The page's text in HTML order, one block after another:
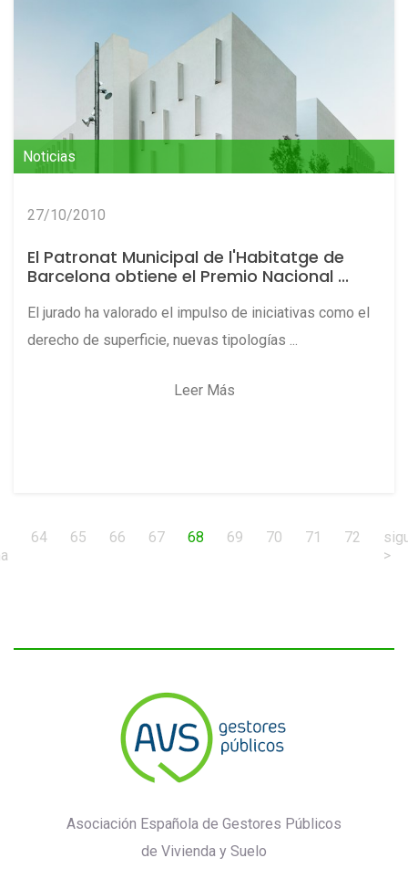
Noticias
27/10/2010
El Patronat Municipal de l'Habitatge de
Barcelona obtiene el Premio Nacional ...
El jurado ha valorado el impulso de iniciativas como el
derecho de superficie, nuevas tipologías ...
Leer Más
64 65 66 67 68(current)
69 70 71 72
>
Asociación Española de Gestores Públicos
de Vivienda y Suelo